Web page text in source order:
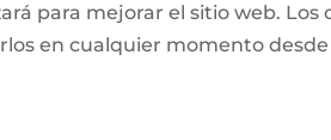
para mejorar el sitio web.
en cualquier momento